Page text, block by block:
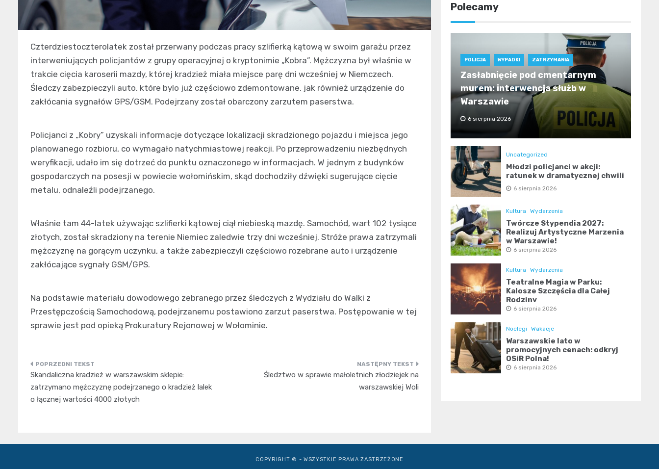
Czterdziestoczterolatek został przerwany podczas pracy szlifierką kątową w swoim garażu przez
interweniujących policjantów z grupy operacyjnej o kryptonimie „Kobra”. Mężczyzna był właśnie w
trakcie cięcia karoserii mazdy, której kradzież miała miejsce parę dni wcześniej w Niemczech.
Śledczy zabezpieczyli auto, które bylo już częściowo zdemontowane, jak również urządzenie do
zakłócania sygnałów GPS/GSM. Podejrzany został obarczony zarzutem paserstwa.
Policjanci z „Kobry” uzyskali informacje dotyczące lokalizacji skradzionego pojazdu i miejsca jego
planowanego rozbioru, co wymagało natychmiastowej reakcji. Po przeprowadzeniu niezbędnych
weryfikacji, udało im się dotrzeć do punktu oznaczonego w informacjach. W jednym z budynków
gospodarczych na posesji w powiecie wołomińskim, skąd dochodziły dźwięki sugerujące cięcie
metalu, odnaleźli podejrzanego.
Właśnie tam 44-latek używając szlifierki kątowej ciął niebieską mazdę. Samochód, wart 102 tysiące
złotych, został skradziony na terenie Niemiec zaledwie trzy dni wcześniej. Stróże prawa zatrzymali
mężczyznę na gorącym uczynku, a także zabezpieczyli częściowo rozebrane auto i urządzenie
zakłócające sygnały GSM/GPS.
Na podstawie materiału dowodowego zebranego przez śledczych z Wydziału do Walki z
Przestępczością Samochodową, podejrzanemu postawiono zarzut paserstwa. Postępowanie w tej
sprawie jest pod opieką Prokuratury Rejonowej w Wołominie.
Nawigacja
wpisu
Skandaliczna kradzież w warszawskim sklepie:
zatrzymano mężczyznę podejrzanego o kradzież lalek
o łącznej wartości 4000 złotych
Śledztwo w sprawie małoletnich złodziejek na
warszawskiej Woli
Polecamy
POLICJA WYPADKI ZATRZYMANIA
Zasłabnięcie pod cmentarnym
murem: interwencja służb w
Warszawie
6 sierpnia 2026
Uncategorized
Młodzi policjanci w akcji:
ratunek w dramatycznej chwili
6 sierpnia 2026
Kultura Wydarzenia
Twórcze Stypendia 2027:
Realizuj Artystyczne Marzenia
w Warszawie!
6 sierpnia 2026
Kultura Wydarzenia
Teatralne Magia w Parku:
Kalosze Szczęścia dla Całej
Rodziny
6 sierpnia 2026
Noclegi Wakacje
Warszawskie lato w
promocyjnych cenach: odkryj
OSiR Polna!
6 sierpnia 2026
COPYRIGHT © - WSZYSTKIE PRAWA ZASTRZEŻONE